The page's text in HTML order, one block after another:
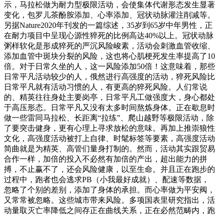
示，马拉松做为耐力型极限活动，会使集体代谢形态发生显著
变化，包罗儿茶酚胺添加、心率添加、冠状动脉灌注削减等。
另据Nature2020年刊发的一篇综述，35岁到65岁中年男性，正
在耐力项目中呈现心源性猝死的比例高达40%以上。冠状动脉
粥样软化是形成猝死的严沉风险峻素，活动会刺激血管收缩、
添加血管中斑块分裂的风险，这也将心肌梗死发生率提高了10
倍。对于日常久坐的人，这一风险添加50倍！这意味着，那些
日常平凡活动较少的人，俄然进行高强度的活动，猝死风险比
日常平凡就有活动习惯的人，有更高的猝死风险。人们常说
的、精英往往身处主要岗亭，日常平凡工做强度大，身心都处
于高压形态。日常平凡又没有太多时间熬炼身体。正在歇息时
做一些雷同马拉松、长距离“拉练”、爬山越野等极限活动，除
了要突击健身，更有心理上寻求放松的意味。再加上推崇狼性
文化，高强度活动被打上自律、时髦标签等要素，高强度活动
简曲就是为精英、高管们量身打制的。然而，活动其实跟贸易
合作一样，加倍的投入不必然有加倍的产出，超出能力的拼
搏，不止赢不了，还会风险健康，以至生命。并且正在跑步的
过程中，跑者也会逃求PB（小我最好成就）、配速等数据，
忽略了个别的差别，添加了身体的承担。而心率做为平安阀，
又常常被忽略。这些城市带来风险。多项国表里研究指出，活
动量取灭亡率降低之间存正在曲线关系，正在必然范畴内，跑